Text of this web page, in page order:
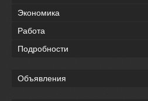
Экономика
Работа
Подробности
Объявления